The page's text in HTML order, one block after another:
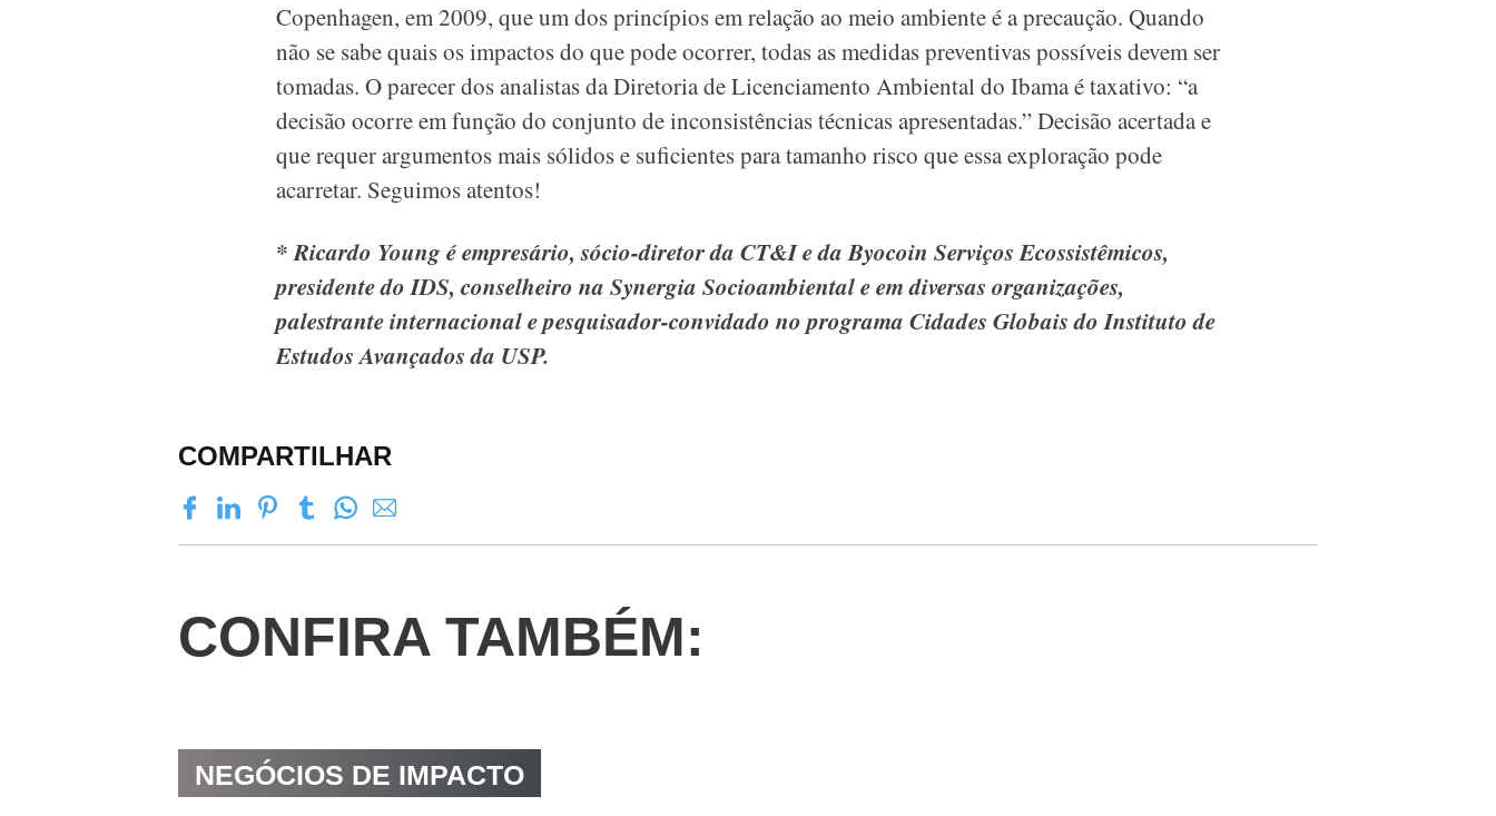
Copenhagen, em 2009, que um dos princípios em relação ao meio ambiente é a precaução. Quando
não se sabe quais os impactos do que pode ocorrer, todas as medidas preventivas possíveis devem ser
tomadas. O parecer dos analistas da Diretoria de Licenciamento Ambiental do Ibama é taxativo: “a
decisão ocorre em função do conjunto de inconsistências técnicas apresentadas.” Decisão acertada e
que requer argumentos mais sólidos e suficientes para tamanho risco que essa exploração pode
acarretar. Seguimos atentos!
* Ricardo Young é empresário, sócio-diretor da CT&I e da Byocoin Serviços Ecossistêmicos,
presidente do IDS, conselheiro na Synergia Socioambiental e em diversas organizações,
palestrante internacional e pesquisador-convidado no programa Cidades Globais do Instituto de
Estudos Avançados da USP.
COMPARTILHAR
CONFIRA TAMBÉM:
NEGÓCIOS DE IMPACTO